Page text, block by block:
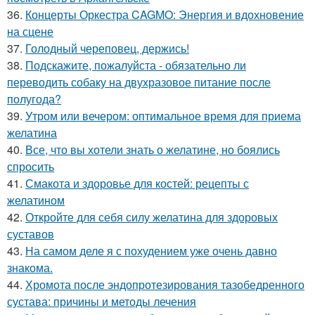
36. Концерты Оркестра CAGMO: Энергия и вдохновение
на сцене
37. Голодный череповец, держись!
38. Подскажите, пожалуйста - обязательно ли
переводить собаку на двухразовое питание после
полугода?
39. Утром или вечером: оптимальное время для приема
желатина
40. Все, что вы хотели знать о желатине, но боялись
спросить
41. Смакота и здоровье для костей: рецепты с
желатином
42. Откройте для себя силу желатина для здоровых
суставов
43. На самом деле я с похудением уже очень давно
знакома.
44. Хромота после эндопротезирования тазобедренного
сустава: причины и методы лечения